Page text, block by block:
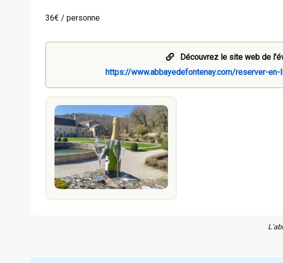
36€ / personne
Découvrez le site web de
https://www.abbayedefontenay.com/reserver-